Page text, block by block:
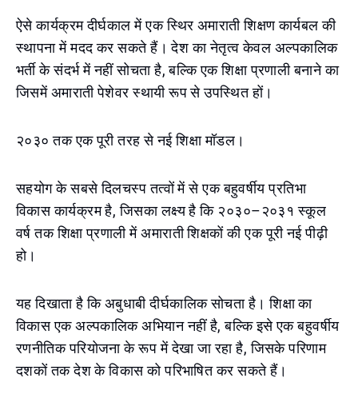
ऐसे कार्यक्रम दीर्घकाल में एक स्थिर अमाराती शिक्षण कार्यबल की
स्थापना में मदद कर सकते हैं। देश का नेतृत्व केवल अल्पकालिक
भर्ती के संदर्भ में नहीं सोचता है, बल्कि एक शिक्षा प्रणाली बनाने का
जिसमें अमाराती पेशेवर स्थायी रूप से उपस्थित हों।
२०३० तक एक पूरी तरह से नई शिक्षा मॉडल।
सहयोग के सबसे दिलचस्प तत्वों में से एक बहुवर्षीय प्रतिभा
विकास कार्यक्रम है, जिसका लक्ष्य है कि २०३०–२०३१ स्कूल
वर्ष तक शिक्षा प्रणाली में अमाराती शिक्षकों की एक पूरी नई पीढ़ी
हो।
यह दिखाता है कि अबुधाबी दीर्घकालिक सोचता है। शिक्षा का
विकास एक अल्पकालिक अभियान नहीं है, बल्कि इसे एक बहुवर्षीय
रणनीतिक परियोजना के रूप में देखा जा रहा है, जिसके परिणाम
दशकों तक देश के विकास को परिभाषित कर सकते हैं।